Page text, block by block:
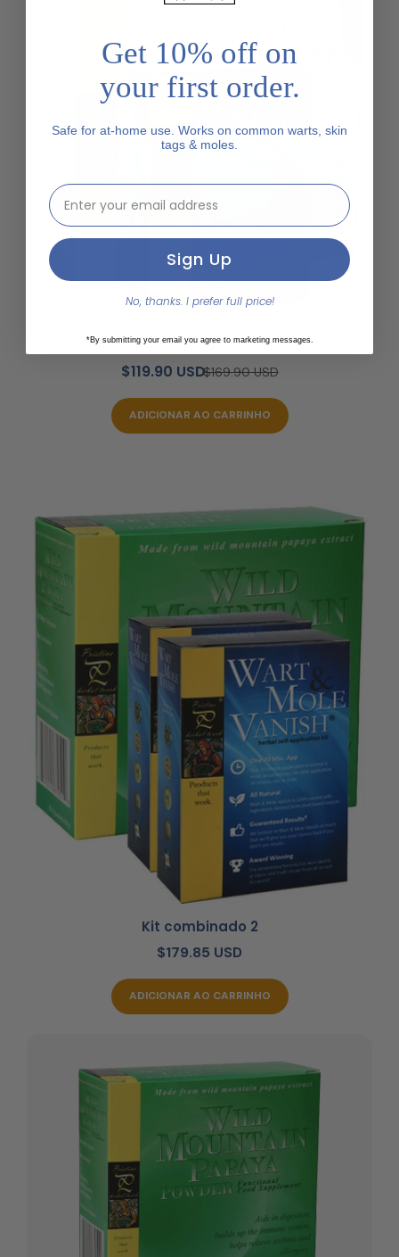
Kit combinado 1
$119.90 USD$169.90 USD
ADICIONAR AO CARRINHO
Kit combinado 2
$179.85 USD
ADICIONAR AO CARRINHO
Get 10% off on
your first order.
Safe for at-home use. Works on common warts, skin
tags & moles.
email address input
Sign Up
No, thanks. I prefer full price!
*By submitting your email you agree to marketing messages.